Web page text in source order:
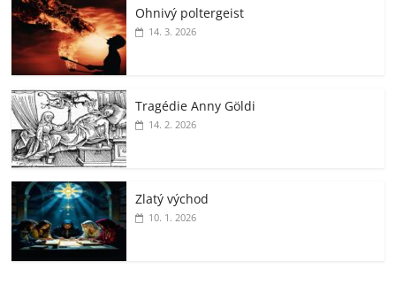
Ohnivý poltergeist
14. 3. 2026
Tragédie Anny Göldi
14. 2. 2026
Zlatý východ
10. 1. 2026